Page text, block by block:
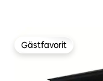
Gästfavorit
Gästfavorit